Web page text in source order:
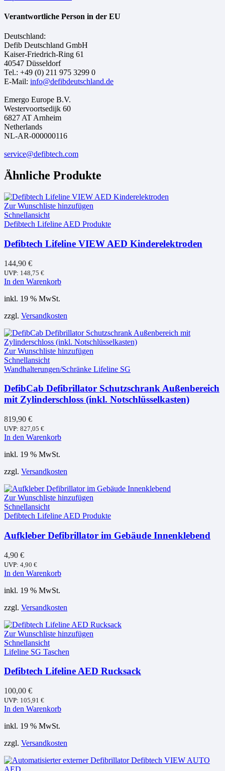
Verantwortliche Person in der EU
Deutschland:
Defib Deutschland GmbH
Kaiser-Friedrich-Ring 61
40547 Düsseldorf
Tel.: +49 (0) 211 975 3299 0
E-Mail: info@defibdeutschland.de
Emergo Europe B.V.
Westervoortsedijk 60
6827 AT Arnheim
Netherlands
NL-AR-000000116
service@defibtech.com
Ähnliche Produkte
Zur Wunschliste hinzufügen
Schnellansicht
Defibtech Lifeline AED Produkte
Defibtech Lifeline VIEW AED Kinderelektroden
144,90 €
UVP: 148,75 €
In den Warenkorb
inkl. 19 % MwSt.
zzgl. Versandkosten
Zur Wunschliste hinzufügen
Schnellansicht
Wandhalterungen/Schränke Lifeline SG
DefibCab Defibrillator Schutzschrank Außenbereich
mit Zylinderschloss (inkl. Notschlüsselkasten)
819,90 €
UVP: 827,05 €
In den Warenkorb
inkl. 19 % MwSt.
zzgl. Versandkosten
Zur Wunschliste hinzufügen
Schnellansicht
Defibtech Lifeline AED Produkte
Aufkleber Defibrillator im Gebäude Innenklebend
4,90 €
UVP: 4,90 €
In den Warenkorb
inkl. 19 % MwSt.
zzgl. Versandkosten
Zur Wunschliste hinzufügen
Schnellansicht
Lifeline SG Taschen
Defibtech Lifeline AED Rucksack
100,00 €
UVP: 105,91 €
In den Warenkorb
inkl. 19 % MwSt.
zzgl. Versandkosten